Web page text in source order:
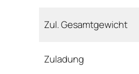
Zul. Gesamtgewicht
Zuladung